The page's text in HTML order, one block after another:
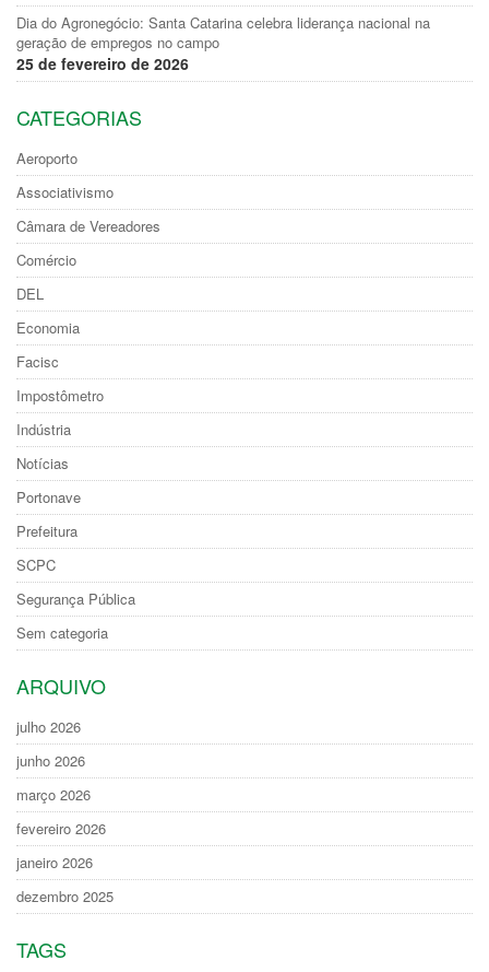
Dia do Agronegócio: Santa Catarina celebra liderança nacional na
geração de empregos no campo
25 de fevereiro de 2026
CATEGORIAS
Aeroporto
Associativismo
Câmara de Vereadores
Comércio
DEL
Economia
Facisc
Impostômetro
Indústria
Notícias
Portonave
Prefeitura
SCPC
Segurança Pública
Sem categoria
ARQUIVO
julho 2026
junho 2026
março 2026
fevereiro 2026
janeiro 2026
dezembro 2025
TAGS